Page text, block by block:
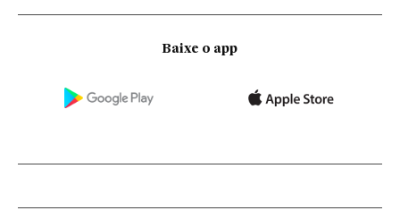
Baixe o app